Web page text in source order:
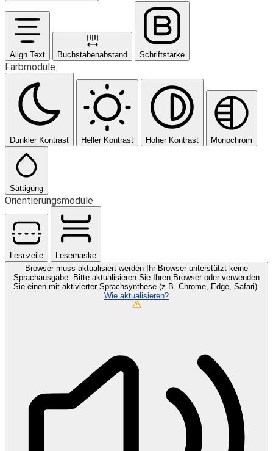
Align Text Buchstabenabstand Schriftstärke
Farbmodule
Dunkler Kontrast Heller Kontrast Hoher Kontrast Monochrom
Sättigung
Orientierungsmodule
Lesezeile
Lesemaske
Browser muss aktualisiert werden
Ihr Browser unterstützt keine
Sprachausgabe. Bitte aktualisieren Sie Ihren Browser oder verwenden
Sie einen mit aktivierter Sprachsynthese (z.B. Chrome, Edge, Safari).
Wie aktualisieren?